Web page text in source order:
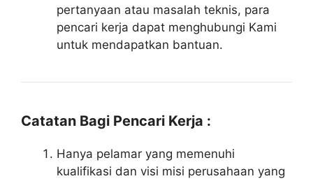
pertanyaan atau masalah teknis, para
pencari kerja dapat menghubungi Kami
untuk mendapatkan bantuan.
Catatan Bagi Pencari Kerja :
Hanya pelamar yang memenuhi
kualifikasi dan visi misi perusahaan yang